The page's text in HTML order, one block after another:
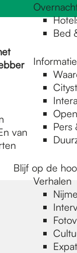
Bed
Informatie
Pers
Blijf op de
Verhalen
van